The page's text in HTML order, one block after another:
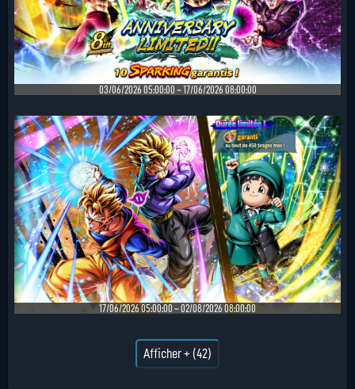
03/06/2026 05:00:00 ~ 17/06/2026 08:00:00
17/06/2026 05:00:00 ~ 02/08/2026 08:00:00
Afficher + (42)